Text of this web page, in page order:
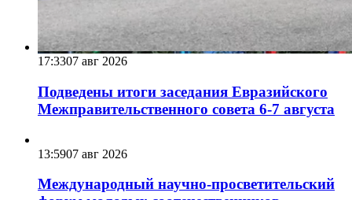
17:3307 авг 2026
Подведены итоги заседания Евразийского
Межправительственного совета 6-7 августа
13:5907 авг 2026
Международный научно-просветительский